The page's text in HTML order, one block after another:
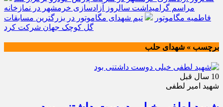
مراسم گرامیداشت سالروز آزادسازی خرمشهر در نمازخانه
فاطمیه مگاموتور
تیم شهدای مگاموتور در بزرگترین مسابقات
گل کوچک جهان شرکت کرد
برچسب » شهدای حلب
10 سال قبل
شهید امیر لطفی